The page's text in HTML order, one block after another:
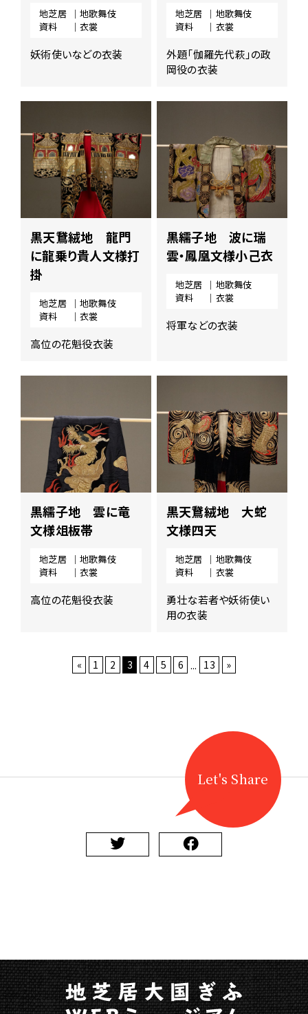
地芝居
｜地歌舞伎
資料
｜衣裳
妖術使いなどの衣装
地芝居
｜地歌舞伎
資料
｜衣裳
外題「伽羅先代萩」の政
岡役の衣装
黒天鵞絨地 龍門
に龍乗り貴人文様打
掛
地芝居
｜地歌舞伎
資料
｜衣裳
高位の花魁役衣装
黒繻子地 波に瑞
雲・鳳凰文様小己衣
地芝居
｜地歌舞伎
資料
｜衣裳
将軍などの衣装
黒繻子地 雲に竜
文様俎板帯
地芝居
｜地歌舞伎
資料
｜衣裳
高位の花魁役衣装
黒天鵞絨地 大蛇
文様四天
地芝居
｜地歌舞伎
資料
｜衣裳
勇壮な若者や妖術使い
用の衣装
« 1 2 3 4 5 6 ... 13 »
Let's Share